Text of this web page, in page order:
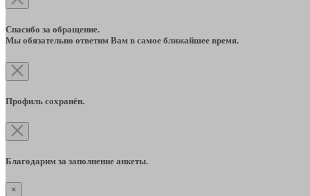
Спасибо за обращение.
Мы обязательно ответим Вам в самое ближайшее время.
Профиль сохранён.
Благодарим за заполнение анкеты.
×